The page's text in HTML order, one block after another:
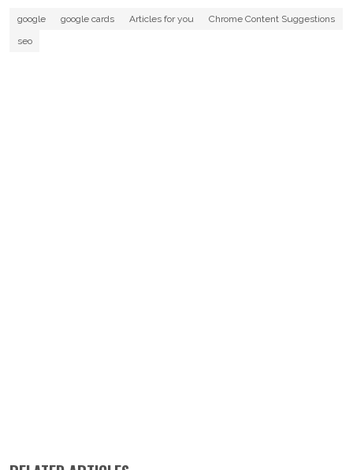
google google cards Articles for you
Chrome Content Suggestions
seo